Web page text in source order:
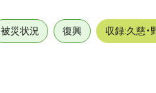
被災状況 復興 収録:久慈・